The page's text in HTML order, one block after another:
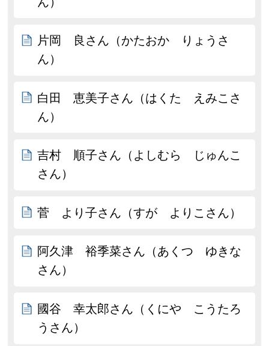
片岡 良さん（かたおか りょうさ
ん）
白田 恵美子さん（はくた えみこさ
ん）
吉村 順子さん（よしむら じゅんこ
さん）
菅 より子さん（すが よりこさん）
阿久津 裕季菜さん（あくつ ゆきな
さん）
國谷 幸太郎さん（くにや こうたろ
うさん）